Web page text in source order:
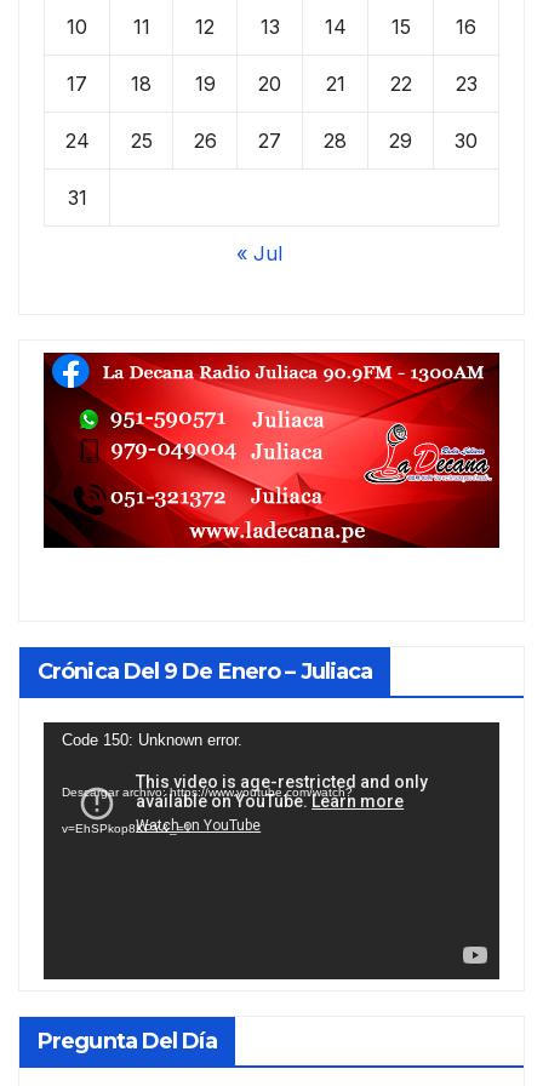
10 11 12 13 14 15 16
17 18 19 20 21 22 23
24 25 26 27 28 29 30
31
« Jul
Crónica Del 9 De Enero – Juliaca
Reproductor
vídeo
Code 150: Unknown error.
Descargar archivo: https://www.youtube.com/watch?
v=EhSPkop8KPY&_=1
Pregunta Del Día